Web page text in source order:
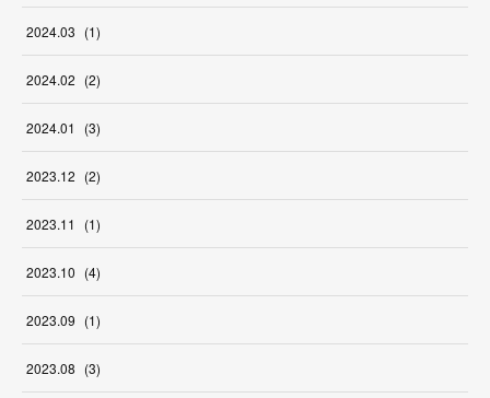
2024.03 (1)
2024.02 (2)
2024.01 (3)
2023.12 (2)
2023.11 (1)
2023.10 (4)
2023.09 (1)
2023.08 (3)